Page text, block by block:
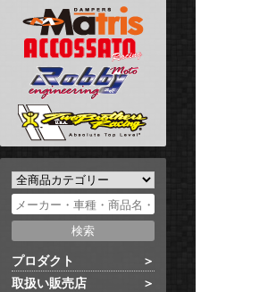
プロダクト
取扱い販売店